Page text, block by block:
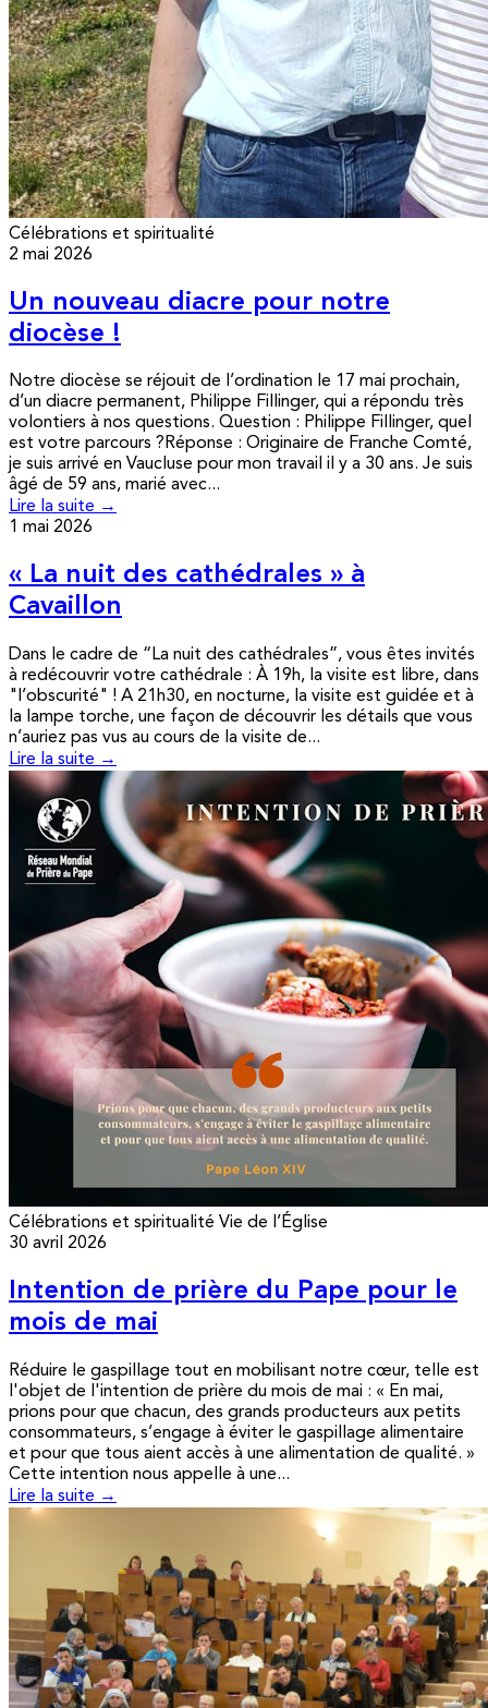
Célébrations et spiritualité
2 mai 2026
Un nouveau diacre pour notre
diocèse !
Notre diocèse se réjouit de l’ordination le 17 mai prochain,
d’un diacre permanent, Philippe Fillinger, qui a répondu très
volontiers à nos questions. Question : Philippe Fillinger, quel
est votre parcours ?Réponse : Originaire de Franche Comté,
je suis arrivé en Vaucluse pour mon travail il y a 30 ans. Je suis
âgé de 59 ans, marié avec...
Lire la suite →
1 mai 2026
« La nuit des cathédrales » à
Cavaillon
Dans le cadre de “La nuit des cathédrales”, vous êtes invités
à redécouvrir votre cathédrale : À 19h, la visite est libre, dans
"l’obscurité" ! A 21h30, en nocturne, la visite est guidée et à
la lampe torche, une façon de découvrir les détails que vous
n’auriez pas vus au cours de la visite de...
Lire la suite →
Célébrations et spiritualité Vie de l’Église
30 avril 2026
Intention de prière du Pape pour le
mois de mai
Réduire le gaspillage tout en mobilisant notre cœur, telle est
l'objet de l'intention de prière du mois de mai : « En mai,
prions pour que chacun, des grands producteurs aux petits
consommateurs, s’engage à éviter le gaspillage alimentaire
et pour que tous aient accès à une alimentation de qualité. »
Cette intention nous appelle à une...
Lire la suite →